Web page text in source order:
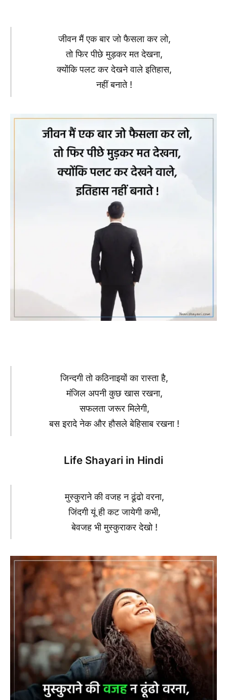
जीवन मैं एक बार जो फैसला कर लो,
तो फिर पीछे मुड़कर मत देखना,
क्योंकि पलट कर देखने वाले इतिहास,
नहीं बनाते !
जिन्दगी तो कठिनाइयों का रास्ता है,
मंजिल अपनी कुछ खास रखना,
सफलता जरूर मिलेगी,
बस इरादे नेक और हौसले बेहिसाब रखना !
Life Shayari in Hindi
मुस्कुराने की वजह न ढूंढो वरना,
जिंदगी यूं ही कट जायेगी कभी,
बेवजह भी मुस्कुराकर देखो !